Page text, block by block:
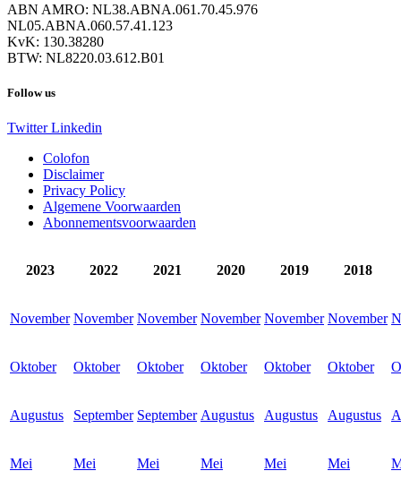
ABN AMRO: NL38.ABNA.061.70.45.976
NL05.ABNA.060.57.41.123
KvK: 130.38280
BTW: NL8220.03.612.B01
Follow us
Twitter Linkedin
Colofon
Disclaimer
Privacy Policy
Algemene Voorwaarden
Abonnementsvoorwaarden
2023 2022 2021 2020 2019 2018
November November November November November November
Oktober Oktober Oktober Oktober Oktober Oktober
Augustus September September Augustus Augustus Augustus
Mei Mei Mei Mei Mei Mei